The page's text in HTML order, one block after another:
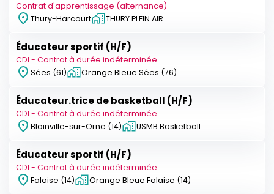
Contrat d'apprentissage (alternance)
Thury-Harcourt
THURY PLEIN AIR
Éducateur sportif (H/F)
CDI - Contrat à durée indéterminée
Sées (61)
Orange Bleue Sées (76)
Éducateur.trice de basketball (H/F)
CDI - Contrat à durée indéterminée
Blainville-sur-Orne (14)
USMB Basketball
Éducateur sportif (H/F)
CDI - Contrat à durée indéterminée
Falaise (14)
Orange Bleue Falaise (14)